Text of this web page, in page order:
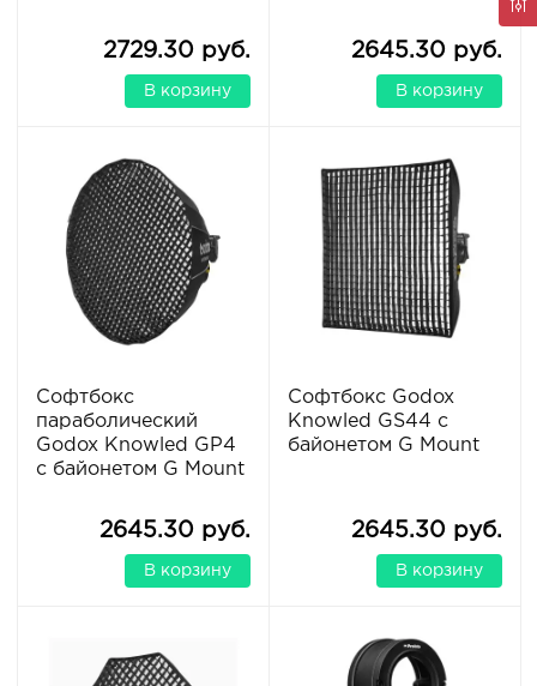
2729.30 руб.
В корзину
2645.30 руб.
В корзину
Софтбокс
параболический
Godox Knowled GP4
с байонетом G Mount
2645.30 руб.
В корзину
Софтбокс Godox
Knowled GS44 с
байонетом G Mount
2645.30 руб.
В корзину